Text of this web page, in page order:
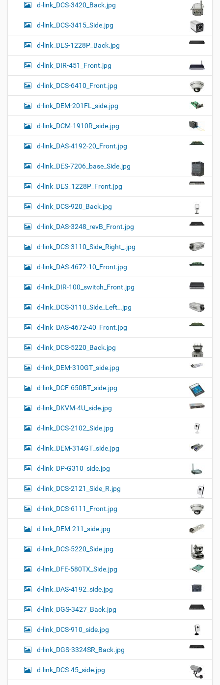
d-link_DCS-3420_Back.jpg
d-link_DCS-3415_Side.jpg
d-link_DES-1228P_Back.jpg
d-link_DIR-451_Front.jpg
d-link_DCS-6410_Front.jpg
d-link_DEM-201FL_side.jpg
d-link_DCM-1910R_side.jpg
d-link_DAS-4192-20_Front.jpg
d-link_DES-7206_base_Side.jpg
d-link_DES_1228P_Front.jpg
d-link_DCS-920_Back.jpg
d-link_DAS-3248_revB_Front.jpg
d-link_DCS-3110_Side_Right_.jpg
d-link_DAS-4672-10_Front.jpg
d-link_DIR-100_switch_Front.jpg
d-link_DCS-3110_Side_Left_.jpg
d-link_DAS-4672-40_Front.jpg
d-link_DCS-5220_Back.jpg
d-link_DEM-310GT_side.jpg
d-link_DCF-650BT_side.jpg
d-link_DKVM-4U_side.jpg
d-link_DCS-2102_Side.jpg
d-link_DEM-314GT_side.jpg
d-link_DP-G310_side.jpg
d-link_DCS-2121_Side_R.jpg
d-link_DCS-6111_Front.jpg
d-link_DEM-211_side.jpg
d-link_DCS-5220_Side.jpg
d-link_DFE-580TX_Side.jpg
d-link_DAS-4192_side.jpg
d-link_DGS-3427_Back.jpg
d-link_DCS-910_side.jpg
d-link_DGS-3324SR_Back.jpg
d-link_DCS-45_side.jpg